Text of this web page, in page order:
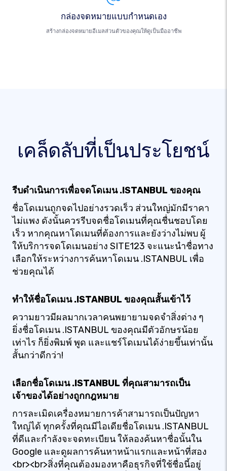
กล่องจดหมายแบบกำหนดเอง
สร้างกล่องจดหมายอีเมลส่วนตัวของคุณให้ดูเป็นมืออาชีพ
เคล็ดลับที่เป็นประโยชน์
รีบดำเนินการเพื่อจดโดเมน .ISTANBUL ของคุณ
ชื่อโดเมนถูกจดไปอย่างรวดเร็ว ส่วนใหญ่มักมีราคา
ไม่แพง ดังนั้นควรรีบจดชื่อโดเมนที่คุณชื่นชอบโดย
เร็ว หากคุณหาโดเมนที่ต้องการและยังว่างไม่พบ ผู้
ให้บริการจดโดเมนอย่าง SITE123 จะแนะนำชื่อทาง
เลือกให้ระหว่างการค้นหาโดเมน .ISTANBUL เพื่อ
ช่วยคุณได้
ทำให้ชื่อโดเมน .ISTANBUL ของคุณสั้นเข้าไว้
ความยาวมีผลมากเวลาคนพยายามจดจำสิ่งต่าง ๆ
ยิ่งชื่อโดเมน .ISTANBUL ของคุณมีตัวอักษรน้อย
เท่าไร ก็ยิ่งพิมพ์ พูด และแชร์โดเมนได้ง่ายขึ้นเท่านั้น
สั้นกว่าดีกว่า!
เลือกชื่อโดเมน .ISTANBUL ที่คุณสามารถเป็น
เจ้าของได้อย่างถูกกฎหมาย
การละเมิดเครื่องหมายการค้าสามารถเป็นปัญหา
ใหญ่ได้ ทุกครั้งที่คุณมีไอเดียชื่อโดเมน .ISTANBUL
ที่ดีและกำลังจะจดทะเบียน ให้ลองค้นหาชื่อนั้นใน
Google และดูผลการค้นหาหน้าแรกและหน้าที่สอง
<br><br>สิ่งที่คุณต้องมองหาคือธุรกิจที่ใช้ชื่อนี้อยู่